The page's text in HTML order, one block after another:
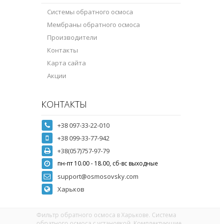
Системы обратного осмоса
Мембраны обратного осмоса
Производители
Контакты
Карта сайта
Акции
КОНТАКТЫ
+38 097-33-22-010
+38 099-33-77-942
+38(057)757-97-79
пн-пт 10.00 - 18.00, сб-вс выходные
support@osmosovsky.com
Харьков
Фильтр обратного осмоса в Харькове. Система